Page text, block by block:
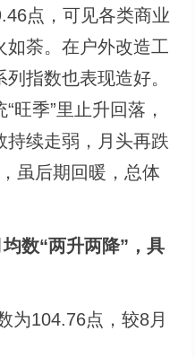
点，可见各类商业
如荼。在户外改造工
指数也表现造好。
旺季”里止升回落，
持续走弱，月头再跌
虽后期回暖，总体
数“两升两降”，具
104.76点，较8月